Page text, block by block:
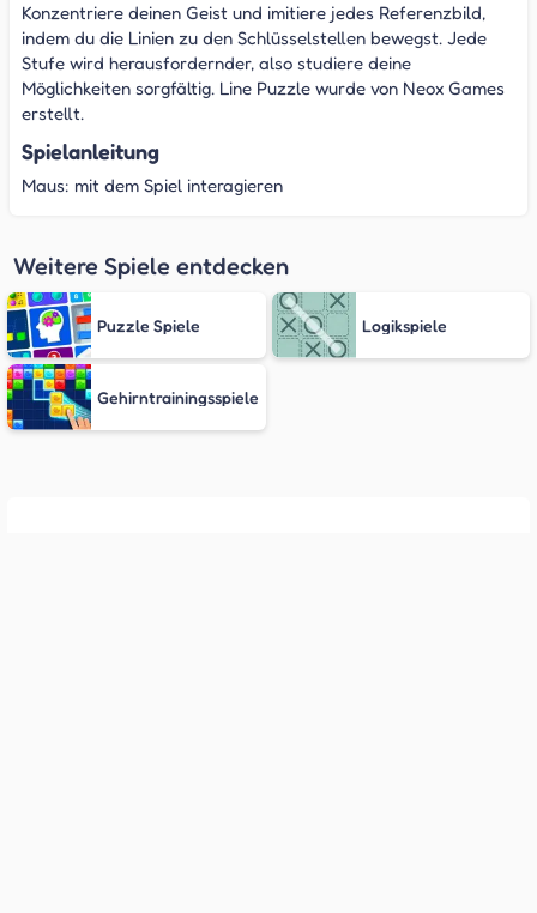
Konzentriere deinen Geist und imitiere jedes Referenzbild,
indem du die Linien zu den Schlüsselstellen bewegst. Jede
Stufe wird herausfordernder, also studiere deine
Möglichkeiten sorgfältig. Line Puzzle wurde von Neox Games
erstellt.
Spielanleitung
Maus: mit dem Spiel interagieren
Weitere Spiele entdecken
Puzzle Spiele Logikspiele
Gehirntrainingsspiele